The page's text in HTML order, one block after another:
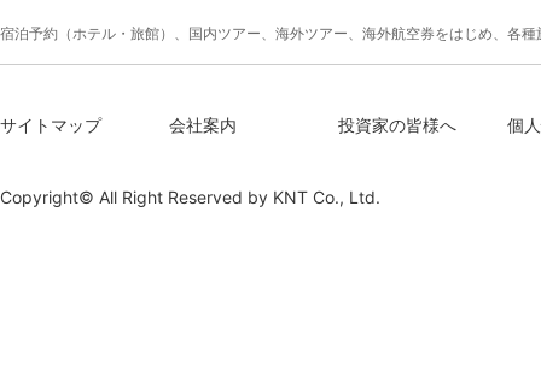
宿泊予約（ホテル・旅館）、国内ツアー、海外ツアー、海外航空券をはじめ、各
サイトマップ 会社案内 投資家の皆様へ 個
Copyright© All Right Reserved by KNT Co., Ltd.